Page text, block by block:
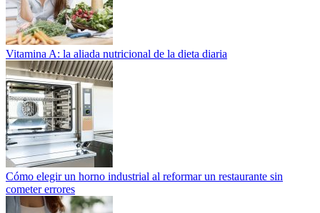
Vitamina A: la aliada nutricional de la dieta diaria
Cómo elegir un horno industrial al reformar un restaurante sin
cometer errores